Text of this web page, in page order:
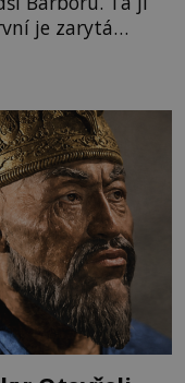
je zarytá
A každá z
hradu
Za manželku má